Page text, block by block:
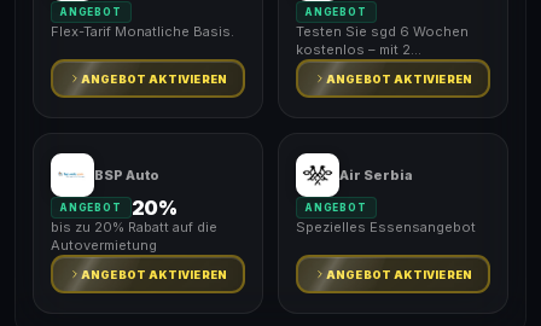
ANGEBOT
Flex-Tarif Monatliche Basis.
ANGEBOT AKTIVIEREN
ANGEBOT
Testen Sie sgd 6 Wochen
kostenlos – mit 2
Probelektionen.
ANGEBOT AKTIVIEREN
BSP Auto
ANGEBOT 20%
bis zu 20% Rabatt auf die
Autovermietung
ANGEBOT AKTIVIEREN
Air Serbia
ANGEBOT
Spezielles Essensangebot
ANGEBOT AKTIVIEREN